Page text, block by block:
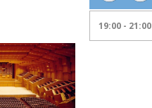
19:00 - 21:00